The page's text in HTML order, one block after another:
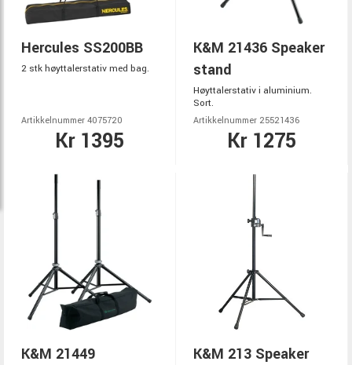
Hercules SS200BB
2 stk høyttalerstativ med bag.
Artikkelnummer 4075720
Kr 1395
K&M 21436 Speaker
stand
Høyttalerstativ i aluminium.
Sort.
Artikkelnummer 25521436
Kr 1275
K&M 21449
K&M 213 Speaker